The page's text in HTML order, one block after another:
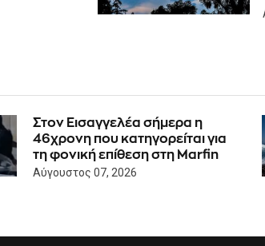
Στον Εισαγγελέα σήμερα η
46χρονη που κατηγορείται για
τη φονική επίθεση στη Marfin
Αύγουστος 07, 2026